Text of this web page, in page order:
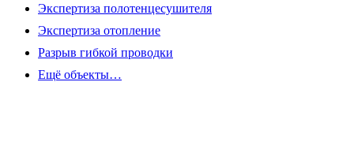
Экспертиза полотенцесушителя
Экспертиза отопление
Разрыв гибкой проводки
Ещё объекты…